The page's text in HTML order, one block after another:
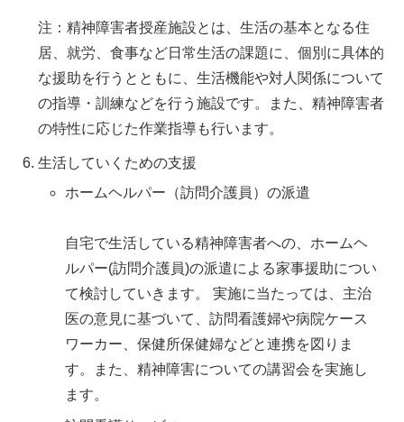
注：精神障害者授産施設とは、生活の基本となる住
居、就労、食事など日常生活の課題に、個別に具体的
な援助を行うとともに、生活機能や対人関係について
の指導・訓練などを行う施設です。また、精神障害者
の特性に応じた作業指導も行います。
生活していくための支援
ホームヘルパー（訪問介護員）の派遣
自宅で生活している精神障害者への、ホームヘ
ルパー(訪問介護員)の派遣による家事援助につい
て検討していきます。 実施に当たっては、主治
医の意見に基づいて、訪問看護婦や病院ケース
ワーカー、保健所保健婦などと連携を図りま
す。また、精神障害についての講習会を実施し
ます。